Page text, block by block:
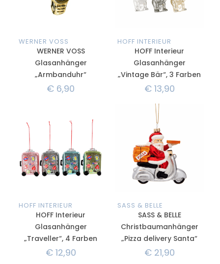
WERNER VOSS
WERNER VOSS
Glasanhänger
„Armbanduhr“
€ 6,90
HOFF INTERIEUR
HOFF Interieur
Glasanhänger
„Vintage Bär“, 3 Farben
€13,90
HOFF INTERIEUR
HOFF Interieur
Glasanhänger
„Traveller“, 4 Farben
€12,90
SASS & BELLE
SASS & BELLE
Christbaumanhänger
„Pizza delivery Santa“
€21,90